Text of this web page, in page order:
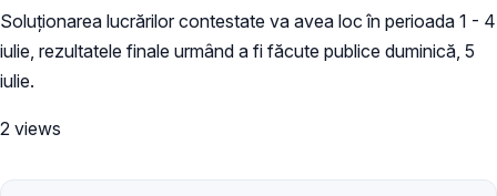
Soluționarea lucrărilor contestate va avea loc în perioada 1 - 4
iulie, rezultatele finale urmând a fi făcute publice duminică, 5
iulie.
2 views